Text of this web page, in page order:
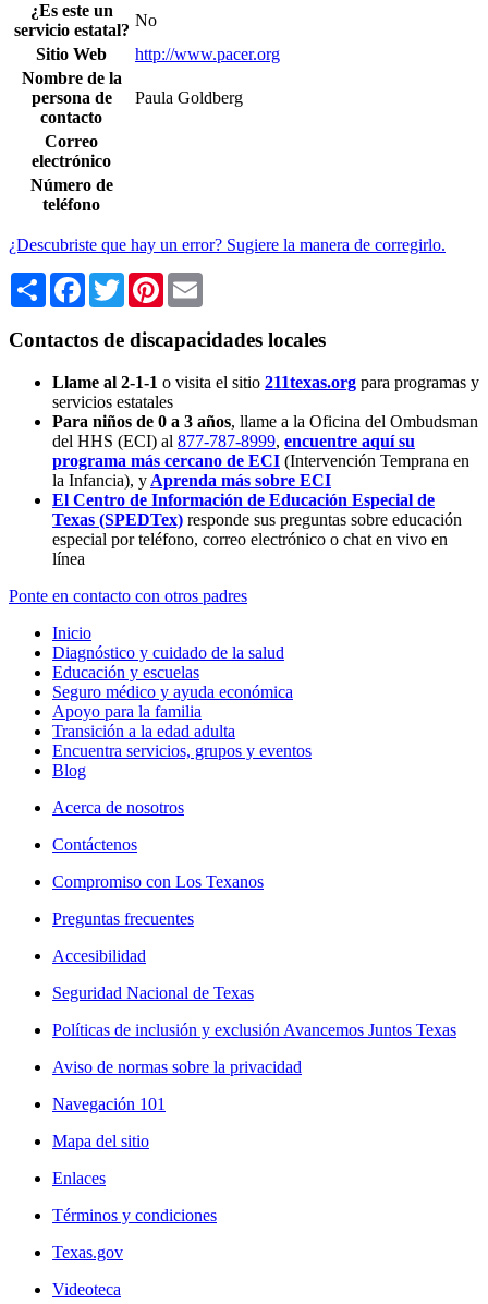
¿Es este un
servicio estatal?
No
Sitio Web
http://www.pacer.org
Nombre de la
persona de
contacto
Paula Goldberg
Correo
electrónico
Número de
teléfono
¿Descubriste que hay un error? Sugiere la manera de corregirlo.
Share Facebook
TwitterPinterest
Contactos de discapacidades locales
Llame al 2-1-1 o visita el sitio 211texas.org para programas y
servicios estatales
Para niños de 0 a 3 años, llame a la Oficina del Ombudsman
del HHS (ECI) al 877-787-8999, encuentre aquí su
programa más cercano de ECI (Intervención Temprana en
la Infancia), y Aprenda más sobre ECI
El Centro de Información de Educación Especial de
Texas (SPEDTex) responde sus preguntas sobre educación
especial por teléfono, correo electrónico o chat en vivo en
línea
Ponte en contacto con otros padres
Inicio
Diagnóstico y cuidado de la salud
Educación y escuelas
Seguro médico y ayuda económica
Apoyo para la familia
Transición a la edad adulta
Encuentra servicios, grupos y eventos
Blog
Acerca de nosotros
Contáctenos
Compromiso con Los Texanos
Preguntas frecuentes
Accesibilidad
Seguridad Nacional de Texas
Políticas de inclusión y exclusión Avancemos Juntos Texas
Aviso de normas sobre la privacidad
Navegación 101
Mapa del sitio
Enlaces
Términos y condiciones
Texas.gov
Videoteca